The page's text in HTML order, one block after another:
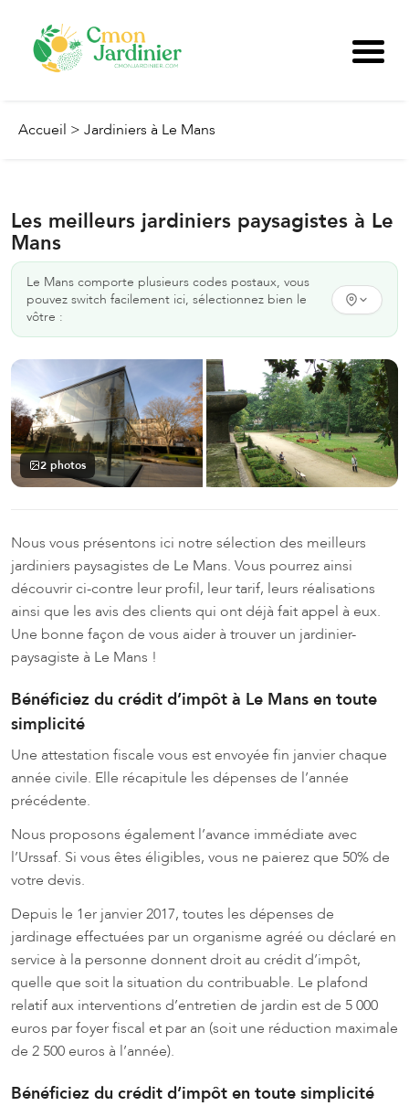
Accueil > Jardiniers à Le Mans
Les meilleurs jardiniers paysagistes à Le
Mans
Le Mans comporte plusieurs codes postaux, vous
pouvez switch facilement ici, sélectionnez bien le
vôtre :
2 photos
Nous vous présentons ici notre sélection des meilleurs
jardiniers paysagistes de Le Mans. Vous pourrez ainsi
découvrir ci-contre leur profil, leur tarif, leurs réalisations
ainsi que les avis des clients qui ont déjà fait appel à eux.
Une bonne façon de vous aider à trouver un jardinier-
paysagiste à Le Mans !
Bénéficiez du crédit d’impôt à Le Mans en toute
simplicité
Une attestation fiscale vous est envoyée fin janvier chaque
année civile. Elle récapitule les dépenses de l’année
précédente.
Nous proposons également l’avance immédiate avec
l’Urssaf. Si vous êtes éligibles, vous ne paierez que 50% de
votre devis.
Depuis le 1er janvier 2017, toutes les dépenses de
jardinage effectuées par un organisme agréé ou déclaré en
service à la personne donnent droit au crédit d’impôt,
quelle que soit la situation du contribuable. Le plafond
relatif aux interventions d’entretien de jardin est de 5 000
euros par foyer fiscal et par an (soit une réduction maximale
de 2 500 euros à l’année).
Bénéficiez du crédit d’impôt en toute simplicité